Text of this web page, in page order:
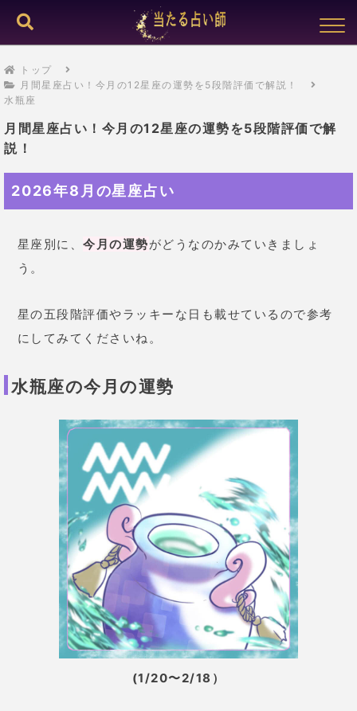
トップ
月間星座占い！今月の12星座の運勢を5段階評価で解説！
水瓶座
月間星座占い！今月の12星座の運勢を5段階評価で解
説！
2026年8月の星座占い
星座別に、 今月の運勢がどうなのかみていきましょ
う。
星の五段階評価やラッキーな日も載せているので参考
にしてみてくださいね。
水瓶座の今月の運勢
(1/20〜2/18）